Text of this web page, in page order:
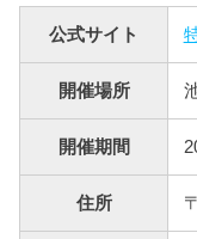
公式サイト
開催場所
開催期間
住所